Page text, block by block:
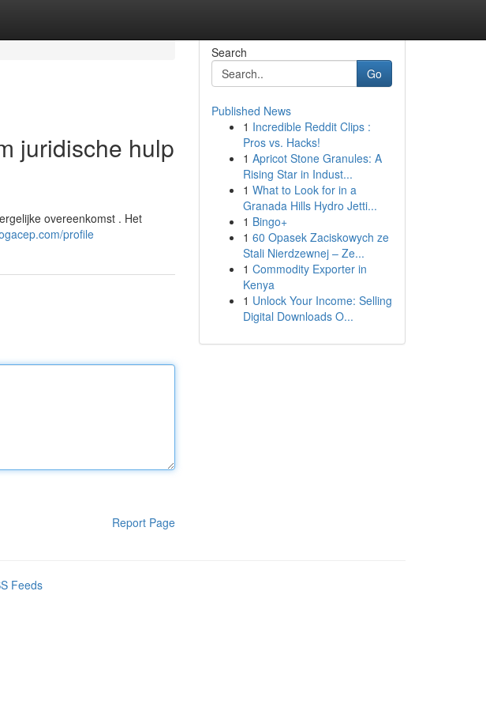
juridische hulp
overeenkomst . Het
profile
Report Page
Search
Go
Published News
1 Incredible Reddit Clips :
Pros vs. Hacks!
1 Apricot Stone Granules: A
Rising Star in Indust...
1 What to Look for in a
Granada Hills Hydro Jetti...
1 Bingo+
1 60 Opasek Zaciskowych ze
Stali Nierdzewnej – Ze...
1 Commodity Exporter in
Kenya
1 Unlock Your Income: Selling
Digital Downloads O...
Feeds